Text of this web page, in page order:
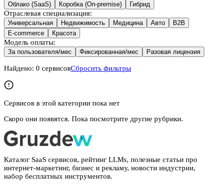
Облако (SaaS) Коробка (On-premise) Гибрид
Отраслевая специализация:
Универсальная Недвижимость Медицина Авто
B2B
E-commerce
Красота
Модель оплаты:
За пользователя/мес Фиксированная/мес Разовая лицензия
Найдено: 0 сервисовСбросить фильтры
Сервисов в этой категории пока нет
Скоро они появятся. Пока посмотрите другие рубрики.
Каталог SaaS сервисов, рейтинг LLMs, полезные статьи про
интернет-маркетинг, бизнес и рекламу, новости индустрии,
набор бесплатных инструментов.